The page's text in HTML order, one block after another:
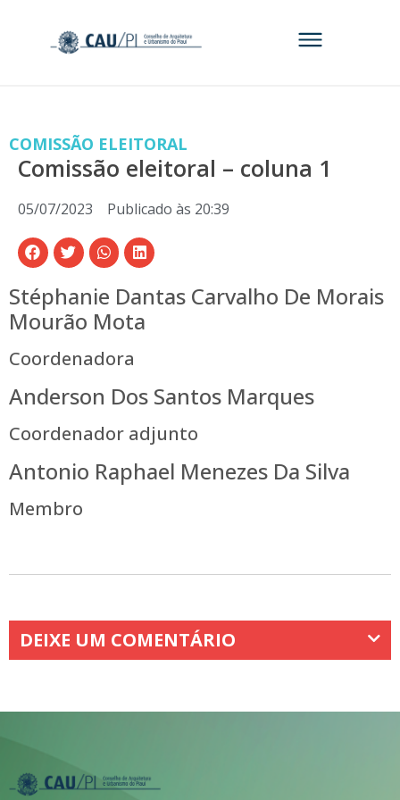
COMISSÃO ELEITORAL
Comissão eleitoral – coluna 1
05/07/2023 Publicado às 20:39
Stéphanie Dantas Carvalho De Morais
Mourão Mota
Coordenadora
Anderson Dos Santos Marques
Coordenador adjunto
Antonio Raphael Menezes Da Silva
Membro
DEIXE UM COMENTÁRIO